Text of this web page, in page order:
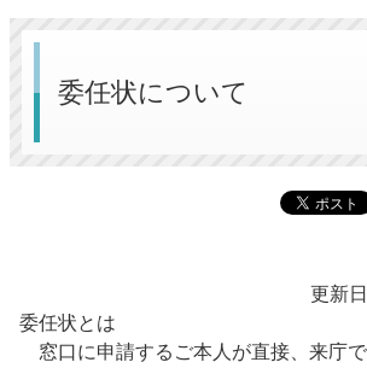
委任状について
更新
委任状とは
窓口に申請するご本人が直接、来庁